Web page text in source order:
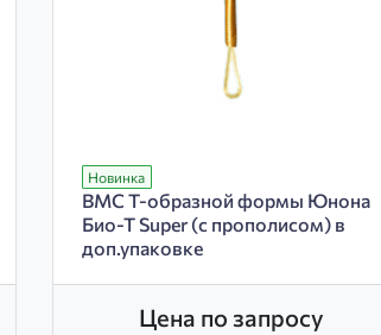
Новинка
ВМС Т-образной формы Юнона
Био-Т Super (с прополисом) в
доп.упаковке
Цена по запросу